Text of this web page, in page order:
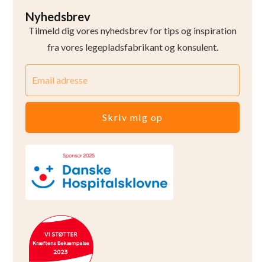
Nyhedsbrev
Tilmeld dig vores nyhedsbrev for tips og inspiration
fra vores legepladsfabrikant og konsulent.
Skriv mig op